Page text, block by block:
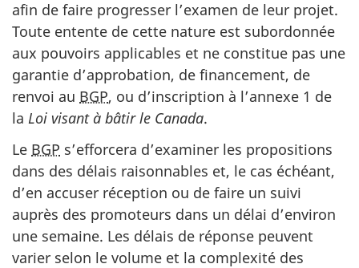
afin de faire progresser l’examen de leur projet.
Toute entente de cette nature est subordonnée
aux pouvoirs applicables et ne constitue pas une
garantie d’approbation, de financement, de
renvoi au BGP, ou d’inscription à l’annexe 1 de
la Loi visant à bâtir le Canada.
Le BGP s’efforcera d’examiner les propositions
dans des délais raisonnables et, le cas échéant,
d’en accuser réception ou de faire un suivi
auprès des promoteurs dans un délai d’environ
une semaine. Les délais de réponse peuvent
varier selon le volume et la complexité des